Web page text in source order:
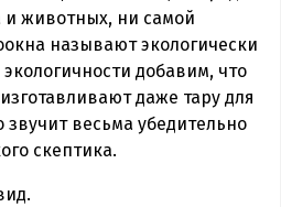
и животных, ни самой
называют экологически
добавим, что
даже тару для
звучит весьма убедительно
скептика.